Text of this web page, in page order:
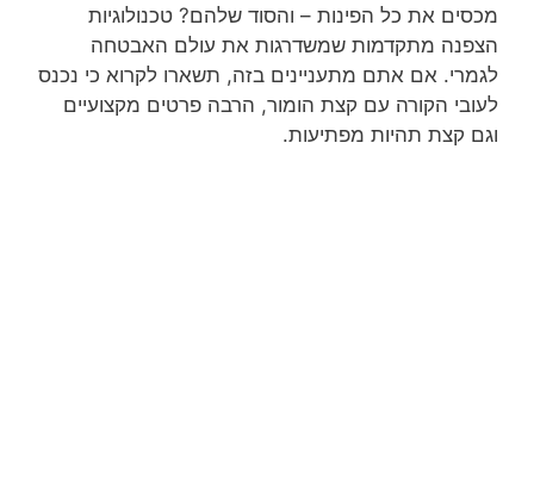
מכסים את כל הפינות – והסוד שלהם? טכנולוגיות
הצפנה מתקדמות שמשדרגות את עולם האבטחה
לגמרי. אם אתם מתעניינים בזה, תשארו לקרוא כי נכנס
לעובי הקורה עם קצת הומור, הרבה פרטים מקצועיים
וגם קצת תהיות מפתיעות.